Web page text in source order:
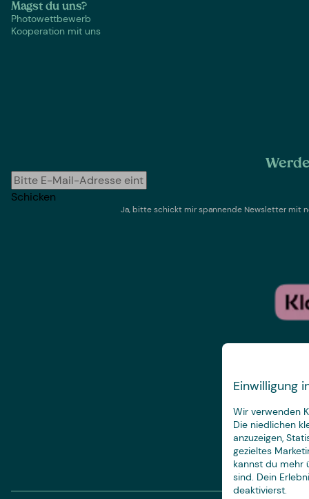
Einwilligung
Wir verwenden
Die niedlichen
anzuzeigen,
gezieltes
kannst du mehr
sind. Dein
deaktivierst.
Magst du uns?
Photowettbewerb
Kooperation mit uns
Schicken
Ja, bitte schickt mir spannende Newsletter mit